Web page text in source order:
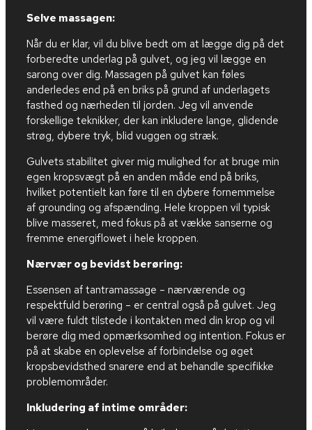
Selve massagen:
Når du er klar, vil du blive bedt om at lægge dig på det
forberedte underlag på gulvet, og jeg vil lægge en
sarong over dig. Massagen på gulvet kan føles
anderledes end på en briks på grund af underlagets
fasthed og nærheden til jorden. Jeg vil anvende
forskellige teknikker, der kan inkludere lange, glidende
strøg, dybere tryk, blid vuggen og stræk.
Gulvets stabilitet giver mig mulighed for at bruge min
egen kropsvægt på en anden måde end på briks,
hvilket potentielt kan føre til en dybere fornemmelse
af grounding og afspænding. Hele kroppen vil typisk
blive masseret, med fokus på at vække sanserne og
fremme energiflowet i hele kroppen.
Nærvær og bevidst berøring:
Essensen af tantramassage – nærværende og
respektfuld berøring – er central også på gulvet. Jeg
vil være fuldt tilstede i kontakten med din krop og vil
berøre dig med opmærksomhed og intention. Fokus er
på at skabe en oplevelse af forbindelse og øget
kropsbevidsthed snarere end at behandle specifikke
problemområder.
Inkludering af intime områder: